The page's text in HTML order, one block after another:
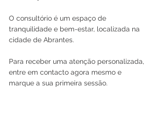
O consultório é um espaço de
tranquilidade e bem-estar, localizada na
cidade de Abrantes.
Para receber uma atenção personalizada,
entre em contacto agora mesmo e
marque a sua primeira sessão.